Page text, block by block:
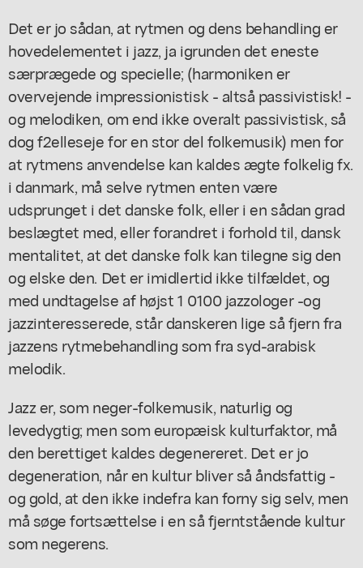
Det er jo sådan, at rytmen og dens behandling er
hovedelementet i jazz, ja igrunden det eneste
særprægede og specielle; (harmoniken er
overvejende impressionistisk - altså passivistisk! -
og melodiken, om end ikke overalt passivistisk, så
dog f2elleseje for en stor del folkemusik) men for
at rytmens anvendelse kan kaldes ægte folkelig fx.
i danmark, må selve rytmen enten være
udsprunget i det danske folk, eller i en sådan grad
beslægtet med, eller forandret i forhold til, dansk
mentalitet, at det danske folk kan tilegne sig den
og elske den. Det er imidlertid ikke tilfældet, og
med undtagelse af højst 1 0100 jazzologer -og
jazzinteresserede, står danskeren lige så fjern fra
jazzens rytmebehandling som fra syd-arabisk
melodik.
Jazz er, som neger-folkemusik, naturlig og
levedygtig; men som europæisk kulturfaktor, må
den berettiget kaldes degenereret. Det er jo
degeneration, når en kultur bliver så åndsfattig -
og gold, at den ikke indefra kan forny sig selv, men
må søge fortsættelse i en så fjerntstående kultur
som negerens.